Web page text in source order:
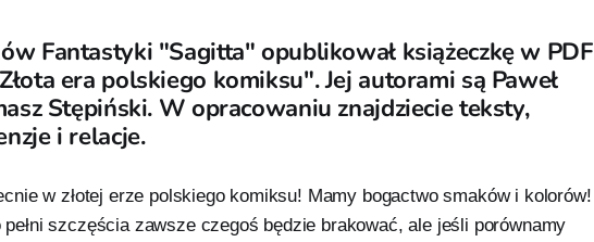
Fantastyki "Sagitta" opublikował książeczkę w PDF
era polskiego komiksu". Jej autorami są Paweł
Stępiński. W opracowaniu znajdziecie teksty,
i relacje.
w złotej erze polskiego komiksu! Mamy bogactwo smaków i kolorów!
szczęścia zawsze czegoś będzie brakować, ale jeśli porównamy